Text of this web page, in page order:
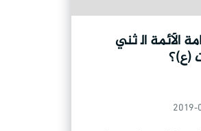
الأئمة الٱثني
(ع)؟